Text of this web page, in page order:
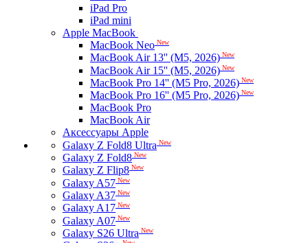
iPad Pro
iPad mini
Apple MacBook
MacBook Neo New
MacBook Air 13'' (M5, 2026) New
MacBook Air 15'' (M5, 2026) New
MacBook Pro 14'' (M5 Pro, 2026) New
MacBook Pro 16'' (M5 Pro, 2026) New
MacBook Pro
MacBook Air
Аксессуары Apple
Galaxy Z Fold8 Ultra New
Galaxy Z Fold8 New
Galaxy Z Flip8 New
Galaxy A57 New
Galaxy A37 New
Galaxy A17 New
Galaxy A07 New
Galaxy S26 Ultra New